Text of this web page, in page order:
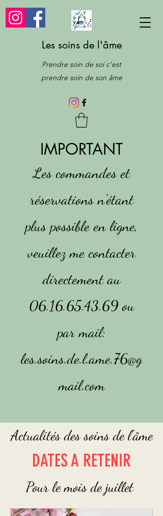
Les soins de l'âme
Prendre soin de soi c'est
prendre soin de son âme
IMPORTANT
Les commandes et
réservations n'étant
plus possible en ligne,
veuillez me contacter
directement au
06.16.65.43.69ou
par mail:
les.soins.de.l.ame.76@g
mail.com
Actualités des soins de l'âme
DATES A RETENIR
Pour le mois de juillet